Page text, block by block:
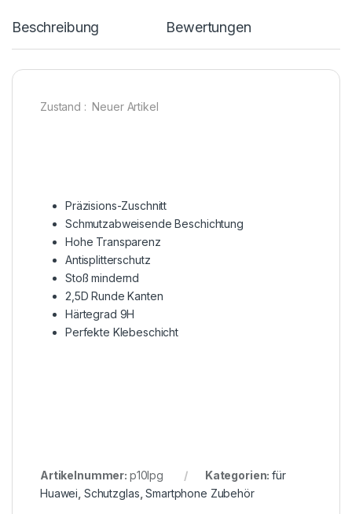
Beschreibung Bewertungen
Zustand : Neuer Artikel
Präzisions-Zuschnitt
Schmutzabweisende Beschichtung
Hohe Transparenz
Antisplitterschutz
Stoß mindernd
2,5D Runde Kanten
Härtegrad 9H
Perfekte Klebeschicht
Artikelnummer: p10lpg Kategorien:für
Huawei Schutzglas ,Smartphone Zubehör